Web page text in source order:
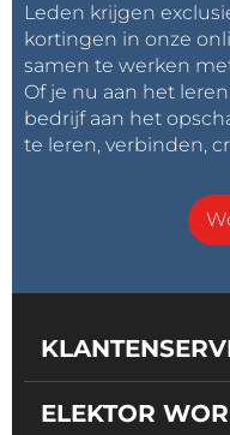
Leden krijgen
kortingen in onze
samen te werken
Of je nu aan het
bedrijf aan het
te leren, verbinden,
ELEKTOR